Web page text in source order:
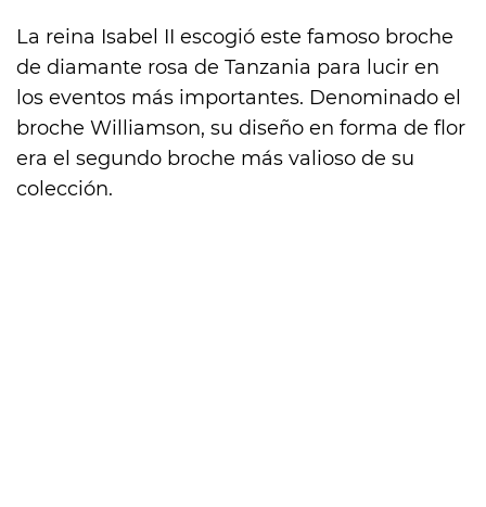
La reina Isabel II escogió este famoso broche
de diamante rosa de Tanzania para lucir en
los eventos más importantes. Denominado el
broche Williamson, su diseño en forma de flor
era el segundo broche más valioso de su
colección.